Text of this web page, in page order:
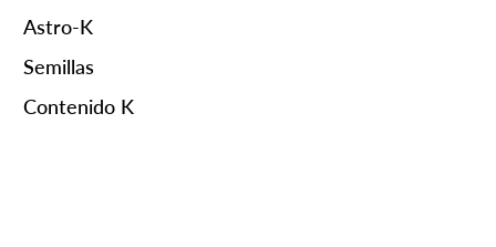
Astro-K
Semillas
Contenido K